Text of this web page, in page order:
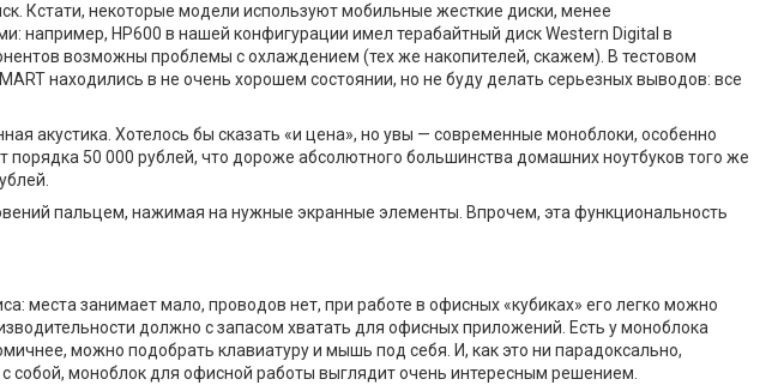
Кстати, некоторые модели используют мобильные жесткие диски, менее
например, НР600 в нашей конфигурации имел терабайтный диск Western Digital в
возможны проблемы с охлаждением (тех же накопителей, скажем). В тестовом
находились в не очень хорошем состоянии, но не буду делать серьезных выводов: все
акустика. Хотелось бы сказать «и цена», но увы — современные моноблоки, особенно
50 000 рублей, что дороже абсолютного большинства домашних ноутбуков того же
пальцем, нажимая на нужные экранные элементы. Впрочем, эта функциональность
занимает мало, проводов нет, при работе в офисных «кубиках» его легко можно
должно с запасом хватать для офисных приложений. Есть у моноблока
можно подобрать клавиатуру и мышь под себя. И, как это ни парадоксально,
собой, моноблок для офисной работы выглядит очень интересным решением.